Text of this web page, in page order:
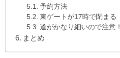
予約方法
東ゲートが17時で閉まる
道がかなり細いので注意！
まとめ